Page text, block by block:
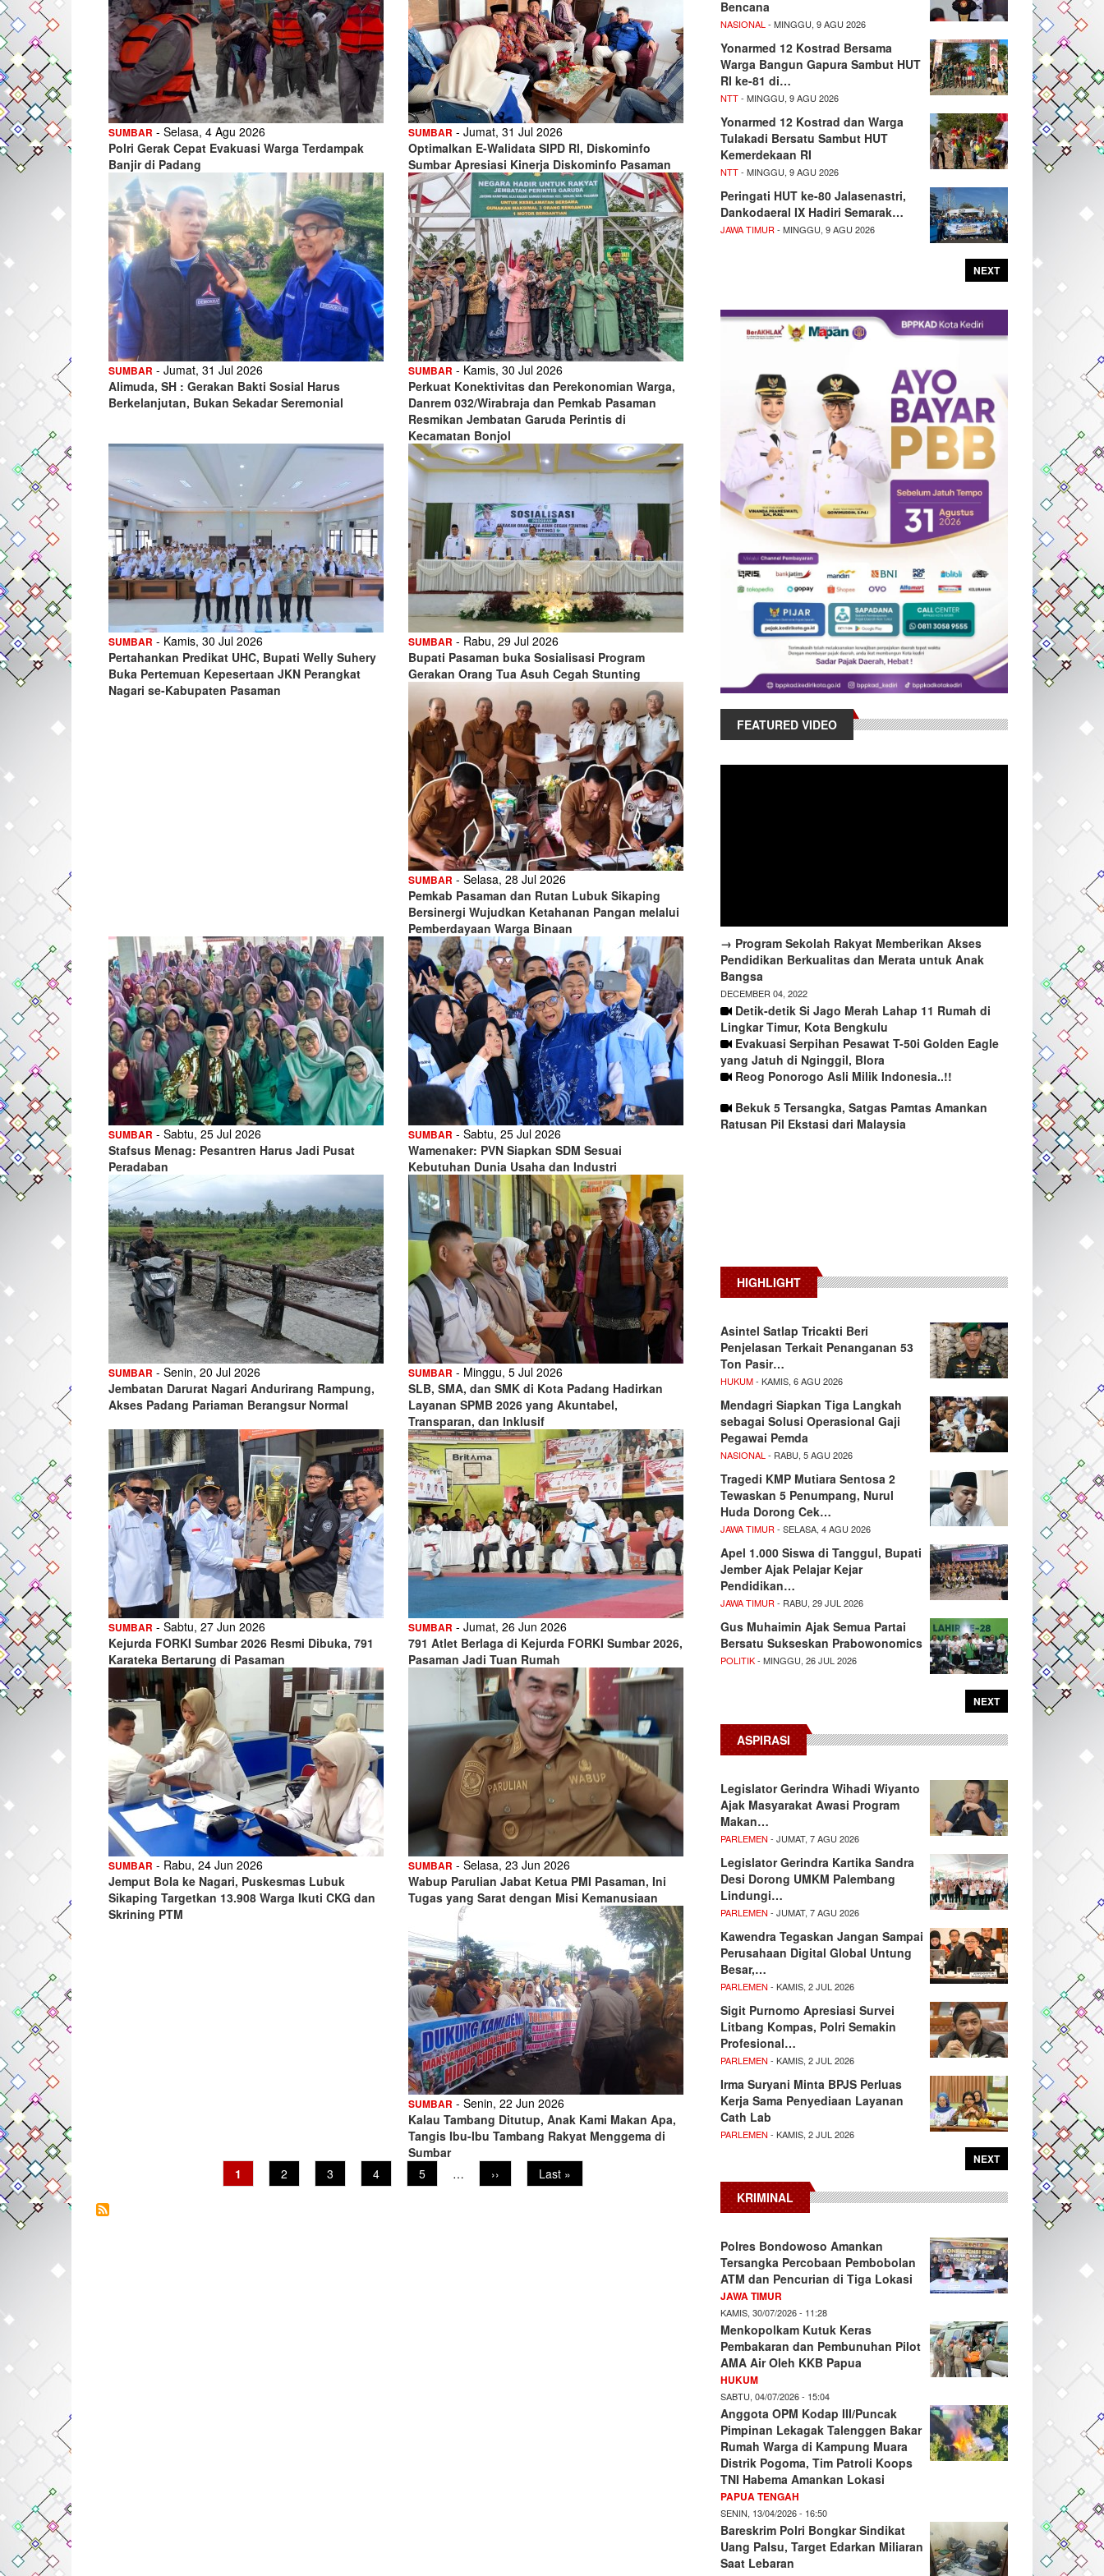
SUMBAR - Selasa, 4 Agu 2026
Polri Gerak Cepat Evakuasi Warga Terdampak
Banjir di Padang
SUMBAR - Jumat, 31 Jul 2026
Optimalkan E-Walidata SIPD RI, Diskominfo
Sumbar Apresiasi Kinerja Diskominfo Pasaman
SUMBAR - Jumat, 31 Jul 2026
Alimuda, SH : Gerakan Bakti Sosial Harus
Berkelanjutan, Bukan Sekadar Seremonial
SUMBAR - Kamis, 30 Jul 2026
Perkuat Konektivitas dan Perekonomian Warga,
Danrem 032/Wirabraja dan Pemkab Pasaman
Resmikan Jembatan Garuda Perintis di
Kecamatan Bonjol
SUMBAR - Kamis, 30 Jul 2026
Pertahankan Predikat UHC, Bupati Welly Suhery
Buka Pertemuan Kepesertaan JKN Perangkat
Nagari se-Kabupaten Pasaman
SUMBAR - Rabu, 29 Jul 2026
Bupati Pasaman buka Sosialisasi Program
Gerakan Orang Tua Asuh Cegah Stunting
SUMBAR - Selasa, 28 Jul 2026
Pemkab Pasaman dan Rutan Lubuk Sikaping
Bersinergi Wujudkan Ketahanan Pangan melalui
Pemberdayaan Warga Binaan
SUMBAR - Sabtu, 25 Jul 2026
Stafsus Menag: Pesantren Harus Jadi Pusat
Peradaban
SUMBAR - Sabtu, 25 Jul 2026
Wamenaker: PVN Siapkan SDM Sesuai
Kebutuhan Dunia Usaha dan Industri
SUMBAR - Senin, 20 Jul 2026
Jembatan Darurat Nagari Andurirang Rampung,
Akses Padang Pariaman Berangsur Normal
SUMBAR - Minggu, 5 Jul 2026
SLB, SMA, dan SMK di Kota Padang Hadirkan
Layanan SPMB 2026 yang Akuntabel,
Transparan, dan Inklusif
SUMBAR - Sabtu, 27 Jun 2026
Kejurda FORKI Sumbar 2026 Resmi Dibuka, 791
Karateka Bertarung di Pasaman
SUMBAR - Jumat, 26 Jun 2026
791 Atlet Berlaga di Kejurda FORKI Sumbar 2026,
Pasaman Jadi Tuan Rumah
SUMBAR - Rabu, 24 Jun 2026
Jemput Bola ke Nagari, Puskesmas Lubuk
Sikaping Targetkan 13.908 Warga Ikuti CKG dan
Skrining PTM
SUMBAR - Selasa, 23 Jun 2026
Wabup Parulian Jabat Ketua PMI Pasaman, Ini
Tugas yang Sarat dengan Misi Kemanusiaan
SUMBAR - Senin, 22 Jun 2026
Kalau Tambang Ditutup, Anak Kami Makan Apa,
Tangis Ibu-Ibu Tambang Rakyat Menggema di
Sumbar
Current
page
1 Page
2 Page
3 Page
4 Page
5 …
Next
page
››
Last
page
Last »
Bencana
NASIONAL - MINGGU, 9 AGU 2026
Yonarmed 12 Kostrad Bersama
Warga Bangun Gapura Sambut HUT
RI ke-81 di…
NTT- MINGGU, 9 AGU 2026
Yonarmed 12 Kostrad dan Warga
Tulakadi Bersatu Sambut HUT
Kemerdekaan RI
NTT- MINGGU, 9 AGU 2026
Peringati HUT ke-80 Jalasenastri,
Dankodaeral IX Hadiri Semarak…
JAWA TIMUR - MINGGU, 9 AGU 2026
NEXT
FEATURED VIDEO
→ Program Sekolah Rakyat Memberikan Akses
Pendidikan Berkualitas dan Merata untuk Anak
Bangsa
DECEMBER 04, 2022
Detik-detik Si Jago Merah Lahap 11 Rumah di
Lingkar Timur, Kota Bengkulu
Evakuasi Serpihan Pesawat T-50i Golden Eagle
yang Jatuh di Nginggil, Blora
Reog Ponorogo Asli Milik Indonesia..!!
Bekuk 5 Tersangka, Satgas Pamtas Amankan
Ratusan Pil Ekstasi dari Malaysia
HIGHLIGHT
Asintel Satlap Tricakti Beri
Penjelasan Terkait Penanganan 53
Ton Pasir…
HUKUM- KAMIS, 6 AGU 2026
Mendagri Siapkan Tiga Langkah
sebagai Solusi Operasional Gaji
Pegawai Pemda
NASIONAL - RABU, 5 AGU 2026
Tragedi KMP Mutiara Sentosa 2
Tewaskan 5 Penumpang, Nurul
Huda Dorong Cek…
JAWA TIMUR - SELASA, 4 AGU 2026
Apel 1.000 Siswa di Tanggul, Bupati
Jember Ajak Pelajar Kejar
Pendidikan…
JAWA TIMUR - RABU, 29 JUL 2026
Gus Muhaimin Ajak Semua Partai
Bersatu Sukseskan Prabowonomics
POLITIK- MINGGU, 26 JUL 2026
NEXT
ASPIRASI
Legislator Gerindra Wihadi Wiyanto
Ajak Masyarakat Awasi Program
Makan…
PARLEMEN - JUMAT, 7 AGU 2026
Legislator Gerindra Kartika Sandra
Desi Dorong UMKM Palembang
Lindungi…
PARLEMEN - JUMAT, 7 AGU 2026
Kawendra Tegaskan Jangan Sampai
Perusahaan Digital Global Untung
Besar,…
PARLEMEN - KAMIS, 2 JUL 2026
Sigit Purnomo Apresiasi Survei
Litbang Kompas, Polri Semakin
Profesional…
PARLEMEN - KAMIS, 2 JUL 2026
Irma Suryani Minta BPJS Perluas
Kerja Sama Penyediaan Layanan
Cath Lab
PARLEMEN - KAMIS, 2 JUL 2026
NEXT
KRIMINAL
Polres Bondowoso Amankan
Tersangka Percobaan Pembobolan
ATM dan Pencurian di Tiga Lokasi
JAWA TIMUR
KAMIS, 30/07/2026 - 11:28
Menkopolkam Kutuk Keras
Pembakaran dan Pembunuhan Pilot
AMA Air Oleh KKB Papua
HUKUM
SABTU, 04/07/2026 - 15:04
Anggota OPM Kodap III/Puncak
Pimpinan Lekagak Talenggen Bakar
Rumah Warga di Kampung Muara
Distrik Pogoma, Tim Patroli Koops
TNI Habema Amankan Lokasi
PAPUA TENGAH
SENIN, 13/04/2026 - 16:50
Bareskrim Polri Bongkar Sindikat
Uang Palsu, Target Edarkan Miliaran
Saat Lebaran